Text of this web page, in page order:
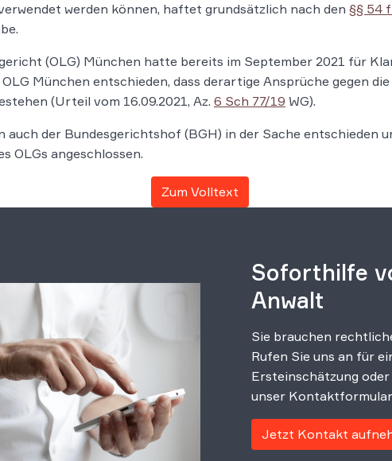
werden können, haftet grundsätzlich nach den §§ 54
(OLG) München hatte bereits im September 2021 für
München entschieden, dass derartige Ansprüche gegen
(Urteil vom 16.09.2021, Az. 6 Sch 77/19 WG).
auch der Bundesgerichtshof (BGH) in der Sache entschieden
OLGs angeschlossen.
Zum Volltext
Soforthilfe
Anwalt
Sie brauchen
Rufen Sie uns an für
Ersteinschätzung
unser
Jetzt Kontakt